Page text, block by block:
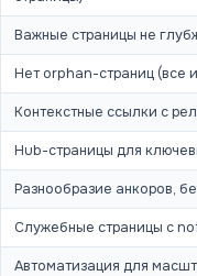
Важные страницы не
Нет orphan-страниц (все
Контекстные ссылки с
Hub-страницы для
Разнообразие анкоров,
Служебные страницы с
Автоматизация для